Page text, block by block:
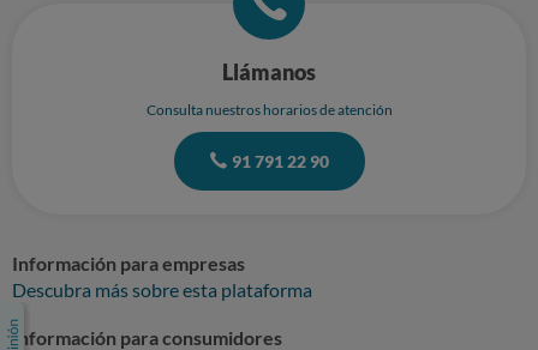
Llámanos
Consulta nuestros horarios de atención
91 791 22 90
Información para empresas
Descubra más sobre esta plataforma
Información para consumidores